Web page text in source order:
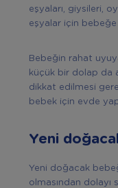
eşyaları, giysileri,
eşyalar için
Bebeğin rahat
küçük bir dolap da
dikkat edilmesi
bebek için evde
Yeni
Yeni doğacak
olmasından dolayı